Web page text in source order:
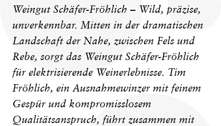
Weingut Schäfer-Fröhlich – Wild, präzise,
unverkennbar. Mitten in der dramatischen
Landschaft der Nahe, zwischen Fels und
Rebe, sorgt das Weingut Schäfer-Fröhlich
für elektrisierende Weinerlebnisse. Tim
Fröhlich, ein Ausnahmewinzer mit feinem
Gespür und kompromisslosem
Qualitätsanspruch, führt zusammen mit